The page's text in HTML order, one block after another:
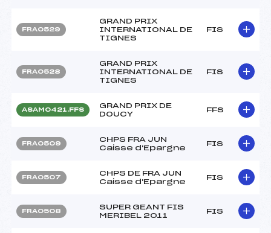
FRA0529
GRAND PRIX
INTERNATIONAL DE
TIGNES
FIS
FRA0528
GRAND PRIX
INTERNATIONAL DE
TIGNES
FIS
ASAM0421.FFS
GRAND PRIX DE
DOUCY
FFS
FRA0509
CHPS FRA JUN
Caisse d'Epargne
FIS
FRA0507
CHPS DE FRA JUN
Caisse d'Epargne
FIS
FRA0508
SUPER GEANT FIS
MERIBEL 2011
FIS